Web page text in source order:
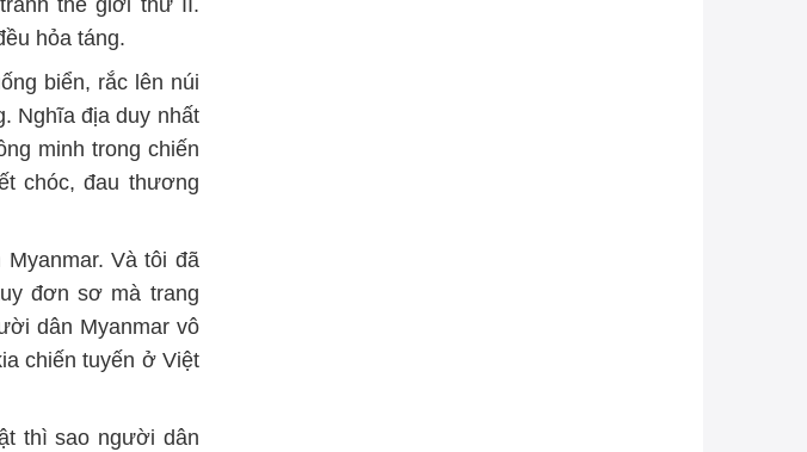
thế giới thứ II.
hỏa táng.
biển, rắc lên núi
Nghĩa địa duy nhất
minh trong chiến
chóc, đau thương
Và tôi đã
đơn sơ mà trang
dân Myanmar vô
chiến tuyến ở Việt
thì sao người dân